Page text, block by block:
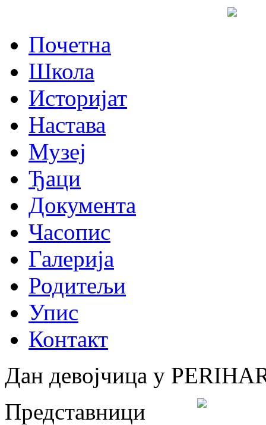
Почетна
Школа
Историјат
Настава
Музеј
Ђаци
Документа
Часопис
Галерија
Родитељи
Упис
Контакт
Дан девојчица у
Представници